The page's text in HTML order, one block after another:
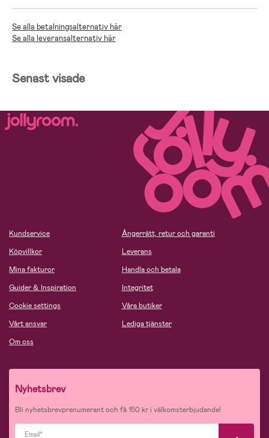
Se alla betalningsalternativ här
Se alla leveransalternativ här
Senast visade
Kundservice
Köpvillkor
Mina fakturor
Guider & Inspiration
Cookie settings
Vårt ansvar
Om oss
Ångerrätt, retur och garanti
Leverans
Handla och betala
Integritet
Våra butiker
Lediga tjänster
Nyhetsbrev
Bli nyhetsbrevprenumerant och få 150 kr i välkomsterbjudande!
Email*